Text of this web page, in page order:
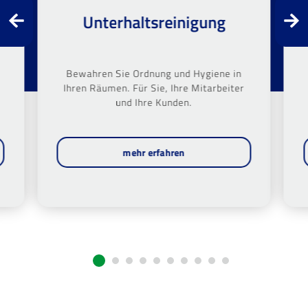
Unterhaltsreinigung
Bewahren Sie Ordnung und Hygiene in
Ihren Räumen. Für Sie, Ihre Mitarbeiter
und Ihre Kunden.
mehr erfahren